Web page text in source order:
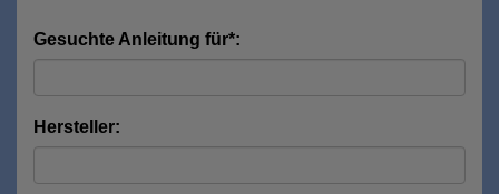
Gesuchte Anleitung für*:
Hersteller: